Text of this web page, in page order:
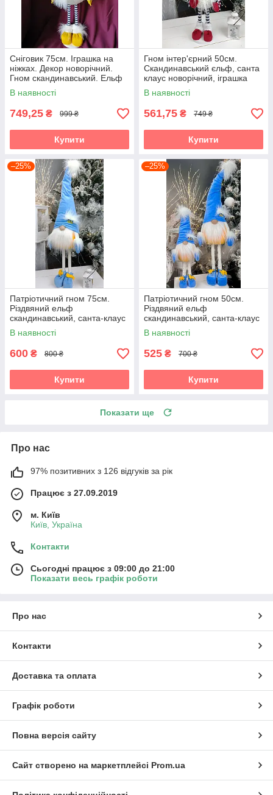
Сніговик 75см. Іграшка на
ніжках. Декор новорічний.
Гном скандинавський. Ельф
інтерєрний Різдвяний ельф,
санта клаус
В наявності
749,25 ₴ 999 ₴
Купити
Гном інтер'єрний 50см.
Скандинавський єльф, санта
клаус новорічний, іграшка
м'ягка.
В наявності
561,75 ₴ 749 ₴
Купити
–25%
Патріотичний гном 75см.
Різдвяний ельф
скандинавський, санта-клаус
новорічний, іграшка м'ягка
В наявності
600 ₴ 800 ₴
Купити
–25%
Патріотичний гном 50см.
Різдвяний ельф
скандинавський, санта-клаус
новорічний, іграшка м'ягка
В наявності
525 ₴ 700 ₴
Купити
Показати ще
Про нас
97% позитивних з 126 відгуків за рік
Працює з 27.09.2019
м. Київ
Київ, Україна
Контакти
Сьогодні працює з 09:00 до 21:00
Показати весь графік роботи
Про нас
Контакти
Доставка та оплата
Графік роботи
Повна версія сайту
Сайт створено на маркетплейсі Prom.ua